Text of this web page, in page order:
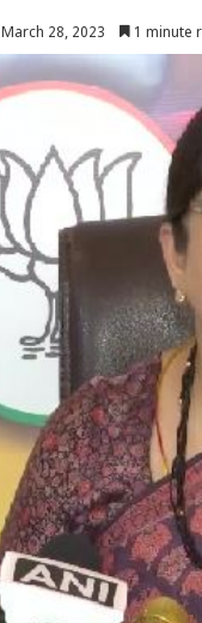
March 28, 2023 1 minute